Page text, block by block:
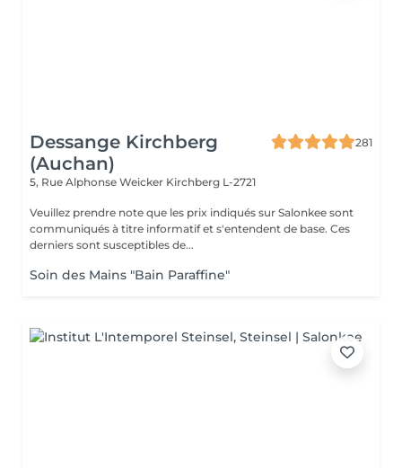
Dessange Kirchberg
(Auchan)
281
5, Rue Alphonse Weicker Kirchberg L-2721
Veuillez prendre note que les prix indiqués sur Salonkee sont
communiqués à titre informatif et s'entendent de base. Ces
derniers sont susceptibles de...
Soin des Mains "Bain Paraffine"